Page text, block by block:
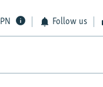
Follow us